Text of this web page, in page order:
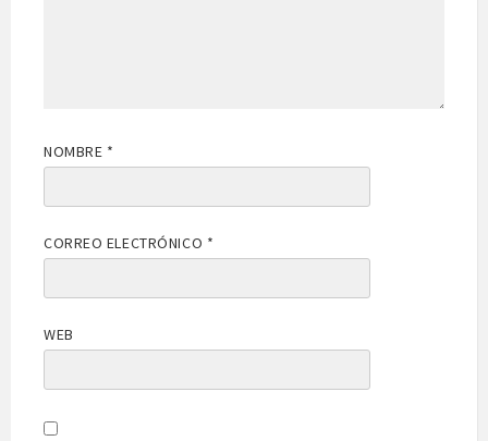
NOMBRE *
CORREO ELECTRÓNICO *
WEB